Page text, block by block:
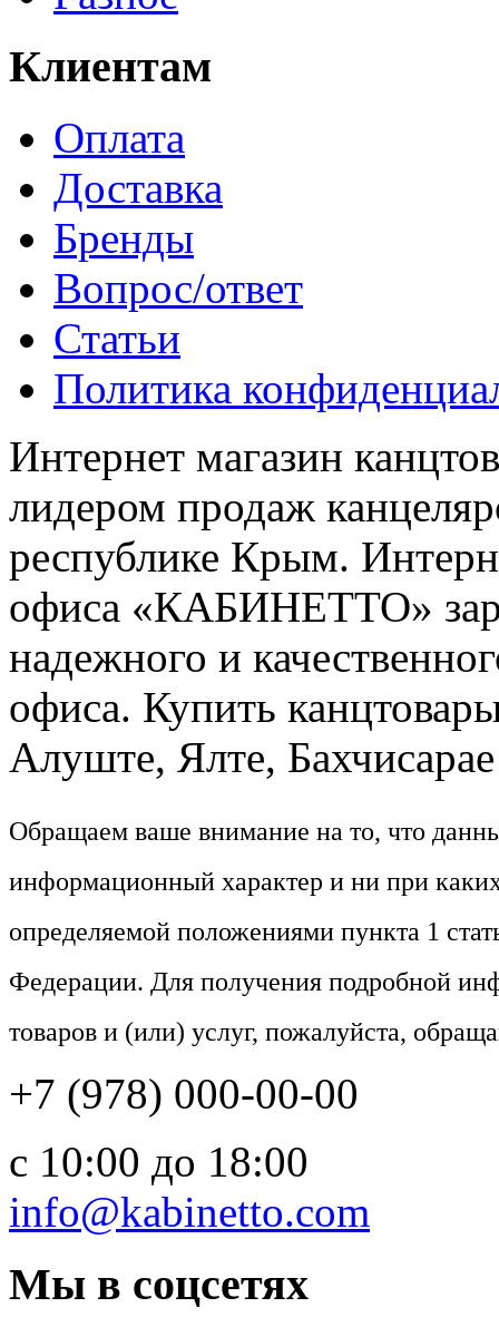
Клиентам
Оплата
Доставка
Бренды
Вопрос/ответ
Статьи
Политика
Интернет магазин
лидером продаж
республике Крым.
офиса «КАБИНЕТТО»
надежного и
офиса. Купить
Алуште, Ялте,
Обращаем ваше внимание на то, что
информационный характер и ни при
определяемой положениями пункта 1
Федерации. Для получения подробной
товаров и (или) услуг, пожалуйста,
+7 (978) 000-00-00
c 10:00 до 18:00
info@kabinetto.com
Мы в соцсетях